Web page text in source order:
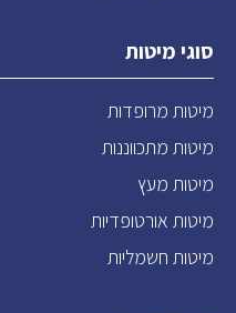
סוגי מיטות
מיטות מרופדות
מיטות מתכווננות
מיטות מעץ
מיטות אורטופדיות
מיטות חשמליות